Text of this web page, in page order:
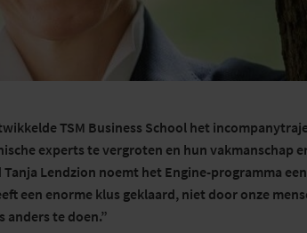
TSM Business School het
experts te vergroten en hun vakmanschap
Tanja Lendzion noemt het Engine-programma een
een enorme klus geklaard, niet door onze
anders te doen.”